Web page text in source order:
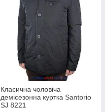
Класична чоловіча
демісезонна куртка Santorio
SJ 8221